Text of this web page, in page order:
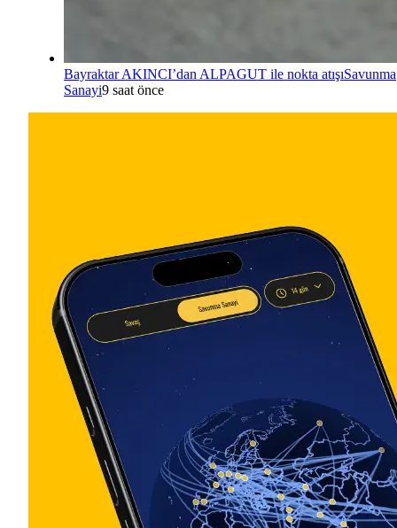
Bayraktar AKINCI’dan ALPAGUT ile nokta atışıSavunma
Sanayi9 saat önce